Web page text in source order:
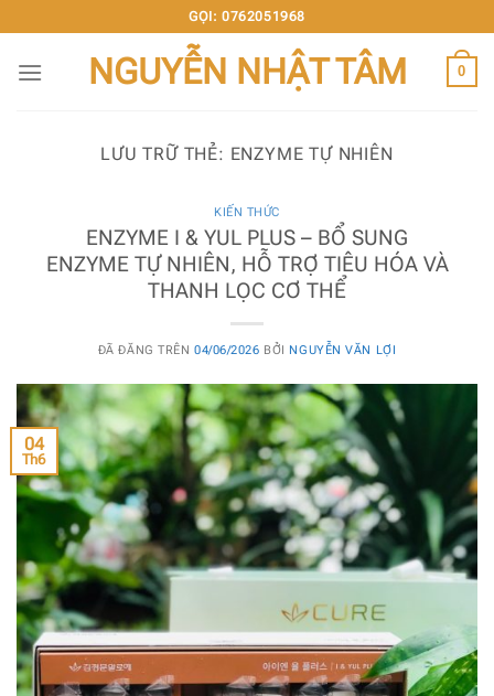
đến
nội
GỌI: 0762051968
NGUYỄN NHẬT TÂM 0
LƯU TRỮ THẺ: ENZYME TỰ NHIÊN
KIẾN THỨC
ENZYME I & YUL PLUS – BỔ SUNG
ENZYME TỰ NHIÊN, HỖ TRỢ TIÊU HÓA VÀ
THANH LỌC CƠ THỂ
ĐÃ ĐĂNG TRÊN 04/06/2026 BỞI NGUYỄN VĂN LỢI
04
Th6